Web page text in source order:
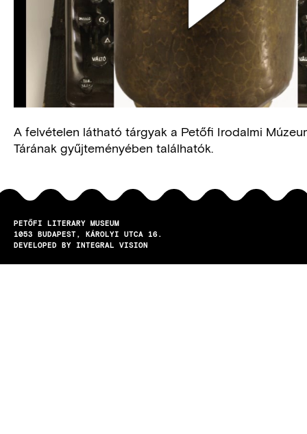
A felvételen látható tárgyak a Petőfi Irodalmi
Tárának gyűjteményében találhatók.
PETŐFI LITERARY MUSEUM
1053
BUDAPEST
KÁROLYI UTCA 16.
DEVELOPED BY INTEGRAL VISION